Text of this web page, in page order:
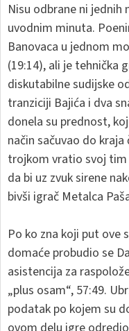
Nisu odbrane ni jednih
uvodnim minuta.
Banovaca u jednom
(19:14), ali je tehnička
diskutabilne sudijske
tranziciji Bajića i dva
donela su prednost,
način sačuvao do
trojkom vratio svoj tim
da bi uz zvuk sirene
bivši igrač Metalca
Po ko zna koji put ove
domaće probudio se
asistencija za
„plus osam“, 57:49.
podatak po kojem su